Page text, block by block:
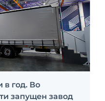
в год. Во
запущен завод